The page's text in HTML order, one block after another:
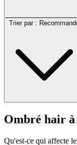
Ombré hair à
Qu'est-ce qui affecte